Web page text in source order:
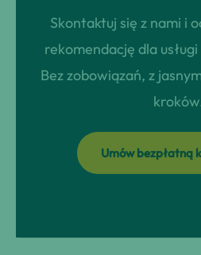
Skontaktuj się z nami i
rekomendację dla usługi
Bez zobowiązań, z
Umów bezpłatną